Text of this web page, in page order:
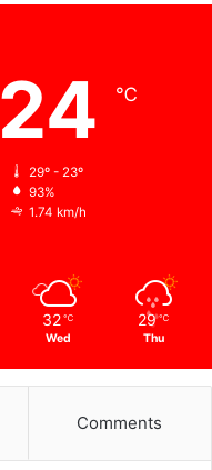
24 ℃
29º - 23º
93%
1.74 km/h
32 ℃
Wed
29 ℃
Thu
Comments